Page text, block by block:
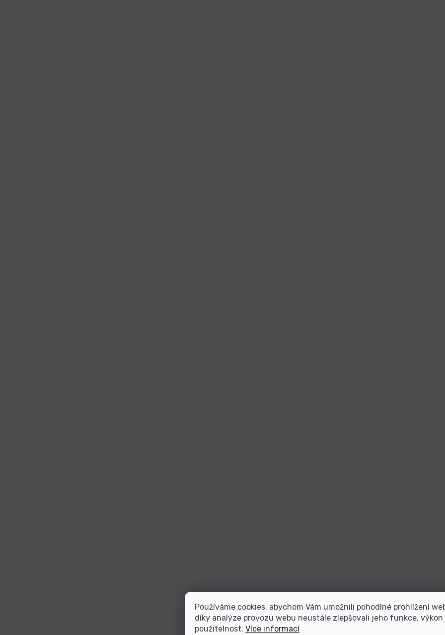
Používáme cookies, abychom Vám umožnili pohodlné prohlížení
díky analýze provozu webu neustále zlepšovali jeho funkce, výkon
použitelnost. Více informací